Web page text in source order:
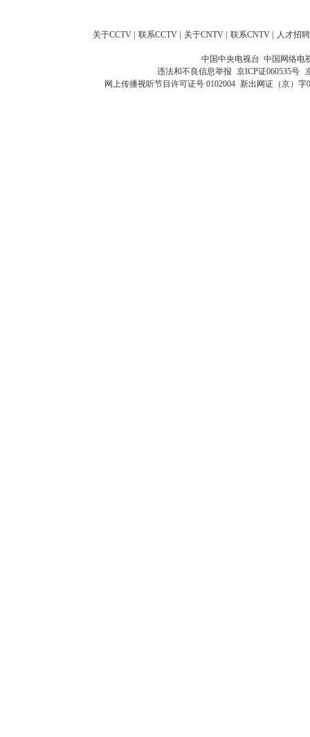
关于CCTV | 联系CCTV | 关于CNTV | 联系CNTV | 人才招聘
中国中央电视台 中国网络电
违法和不良信息举报 京ICP证060535号
网上传播视听节目许可证号 0102004 新出网证（京）